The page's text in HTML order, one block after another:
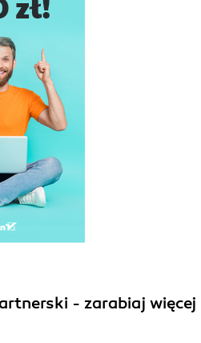
- zarabiaj więcej